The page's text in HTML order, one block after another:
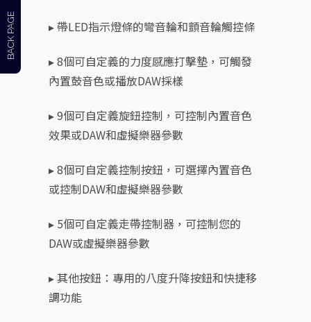
BACK PAGE ▸ 帶LED指示燈條的彎音輪和顫音輪觸控條
▸ 8個可自定義的力度感應打擊墊，可觸發
內置鼓音色或播放DAW採樣
▸ 9個可自定義旋鈕控制，可控制內置音色
效果或DAW和虛擬樂器參數
▸ 8個可自定義控制按鈕，可選擇內置音色
或控制DAW和虛擬樂器參數
▸ 5個可自定義走帶控制器，可控制您的
DAW或虛擬樂器參數
▸ 其他按鈕：專用的八度升降按鈕和快捷移
調功能